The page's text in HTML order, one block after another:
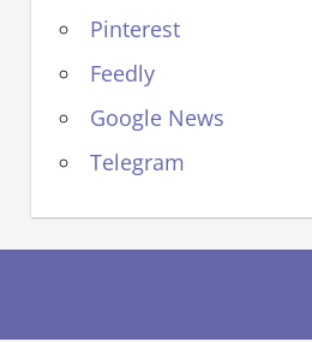
Pinterest
Feedly
Google News
Telegram